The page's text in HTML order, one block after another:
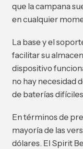
que la campana
en cualquier
La base y el
facilitar su
dispositivo
no hay necesidad
de baterías
En términos de
mayoría de las
dólares. El Spirit